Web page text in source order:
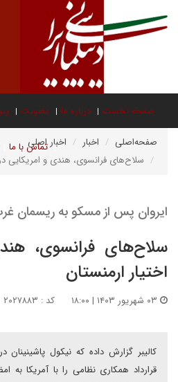
صفحه نخست درباره ما عضویت
تماس با ما صفحه‌اصلی اخبار
اخبار اصلی
سلاح‌های فرانسوی، هندی و امریکایی
ایروان پس از مسکو به ریسمان
سلاح‌های فرانسوی،
اختیار ارمنستان
کد : ۲۰۲۷۸۸۳
کالیبر گزارش داده که نیکول
قرارداد همکاری نظامی را با آمریکا